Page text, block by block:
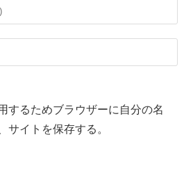
するためブラウザーに自分の名
イトを保存する。